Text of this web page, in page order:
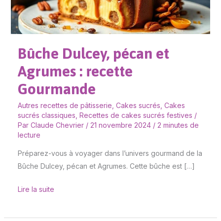
Bûche Dulcey, pécan et
Agrumes : recette
Gourmande
Autres recettes de pâtisserie, Cakes sucrés, Cakes
sucrés classiques, Recettes de cakes sucrés festives /
Par Claude Chevrier / 21 novembre 2024 / 2 minutes de
lecture
Préparez-vous à voyager dans l’univers gourmand de la
Bûche Dulcey, pécan et Agrumes. Cette bûche est […]
recette
Gourmande
Lire la suite